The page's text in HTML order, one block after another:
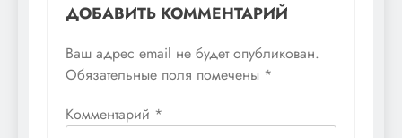
ДОБАВИТЬ КОММЕНТАРИЙ
Ваш адрес email не будет опубликован.
Обязательные поля помечены *
Комментарий *